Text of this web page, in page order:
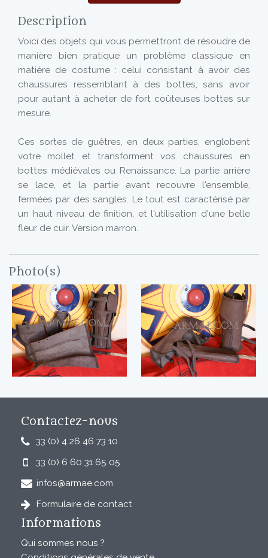
Description
Voici des objets qui vous permettront de résoudre de
manière bien pratique un problème classique en
matière de costume : celui consistant à avoir des
chaussures ressemblant à des bottes, sans avoir
pour autant à acheter de fort coûteuses bottes sur
mesure.
Ces sortes de guêtres, en deux parties, englobent
votre mollet et transforment vos chaussures en
bottes médiévales ou Renaissance. La partie arrière
se lace, et la partie avant recouvre l'ensemble,
fermées par des sangles. Le tout est caractérisé par
un haut niveau de finition, et l'utilisation d'une belle
fleur de cuir. Version marron.
Photo(s)
Contactez-nous
33 (0) 4 26 46 73 10
33 (0) 6 60 31 65 05
infos@armae.com
Formulaire de contact
Informations
Qui sommes nous ?